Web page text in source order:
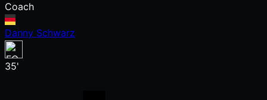
Coach
Danny Schwarz
35'